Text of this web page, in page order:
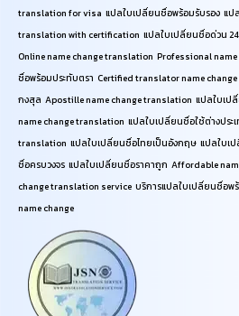
translation for visa แปลใบเปลี่ยนชื่อพร้อมรับรอง แป
translation with certification แปลใบเปลี่ยนชื่อด่วน
Online name change translation Professional
ชื่อพร้อมประทับตรา Certified translator name
กงสุล Apostille name change translation แปลใบเ
name change translation แปลใบเปลี่ยนชื่อใช้ต่างประ
translation แปลใบเปลี่ยนชื่อไทยเป็นอังกฤษ แปลใบเ
ชื่อครบวงจร แปลใบเปลี่ยนชื่อราคาถูก Affordable
change translation service บริการแปลใบเปลี่ยนชื่อ
name change